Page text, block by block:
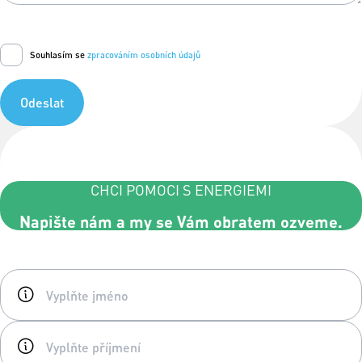
Souhlasím se zpracováním osobních údajů
Odeslat
CHCI POMOCI S ENERGIEMI
Napište nám a my se Vám obratem ozveme.